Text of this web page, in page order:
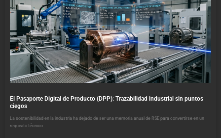
El Pasaporte Digital de Producto (DPP): Trazabilidad industrial sin puntos
ciegos
La sostenibilidad en la industria ha dejado de ser una memoria anual de RSE para convertirse en un
requisito técnico